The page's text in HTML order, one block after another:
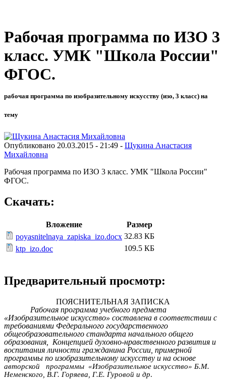
Рабочая программа по ИЗО 3
класс. УМК "Школа России"
ФГОС.
рабочая программа по изобразительному искусству (изо, 3 класс) на
тему
Опубликовано 20.03.2015 - 21:49 - Щукина Анастасия
Михайловна
Рабочая программа по ИЗО 3 класс. УМК "Школа России"
ФГОС.
Скачать:
Вложение
Размер
poyasnitelnaya_zapiska_izo.docx 32.83 КБ
ktp_izo.doc
109.5 КБ
Предварительный просмотр:
ПОЯСНИТЕЛЬНАЯ ЗАПИСКА
Рабочая программа учебного предмета
«Изобразительное искусство» составлена в соответствии с
требованиями Федерального государственного
общеобразовательного стандарта начального общего
образования, Концепцией духовно-нравственного развития и
воспитания личности гражданина России, примерной
программы по изобразительному искусству и на основе
авторской программы «Изобразительное искусство» Б.М.
Неменского, В.Г. Горяева, Г.Е. Гуровой и др.